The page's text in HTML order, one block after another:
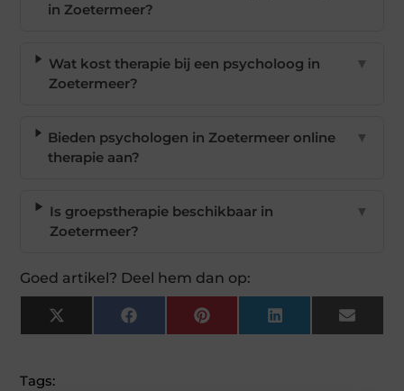
in Zoetermeer?
Wat kost therapie bij een psycholoog in
Zoetermeer?
▼
Bieden psychologen in Zoetermeer online
therapie aan?
▼
Is groepstherapie beschikbaar in
Zoetermeer?
▼
Goed artikel? Deel hem dan op:
X
(Twitter)
FacebookPinterest LinkedIn Email
Tags: